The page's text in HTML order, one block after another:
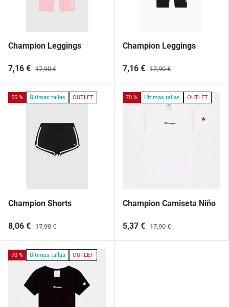
Champion Leggings
7,16 € 17,90 €
Champion Leggings
7,16 € 17,90 €
55 % Últimas tallas OUTLET
Champion Shorts
8,06 € 17,90 €
70 % Últimas tallas OUTLET
Champion Camiseta Niño
5,37 € 17,90 €
70 % Últimas tallas OUTLET